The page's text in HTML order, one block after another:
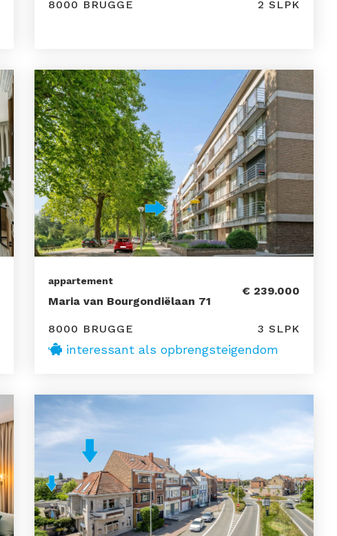
8000 BRUGGE 2 SLPK
appartement
Maria van Bourgondiëlaan 71
€ 239.000
8000 BRUGGE 3 SLPK
interessant als opbrengsteigendom